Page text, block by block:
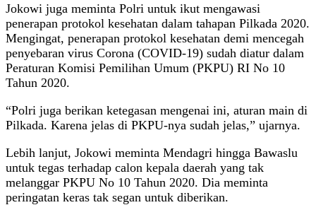
Jokowi juga meminta Polri untuk ikut mengawasi
penerapan protokol kesehatan dalam tahapan Pilkada 2020.
Mengingat, penerapan protokol kesehatan demi mencegah
penyebaran virus Corona (COVID-19) sudah diatur dalam
Peraturan Komisi Pemilihan Umum (PKPU) RI No 10
Tahun 2020.
“Polri juga berikan ketegasan mengenai ini, aturan main di
Pilkada. Karena jelas di PKPU-nya sudah jelas,” ujarnya.
Lebih lanjut, Jokowi meminta Mendagri hingga Bawaslu
untuk tegas terhadap calon kepala daerah yang tak
melanggar PKPU No 10 Tahun 2020. Dia meminta
peringatan keras tak segan untuk diberikan.